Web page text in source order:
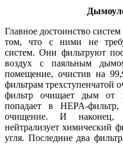
Главное достоинство
том, что с ни­ми не
систем. Они фильтруют
воздух с паяльным
помещение, очистив на
фильтрам трехступенчатой
фильтр очищает дым от
попадает в HEPA-
очищение. И наконец,
нейтрализует химический
угля. Последние два